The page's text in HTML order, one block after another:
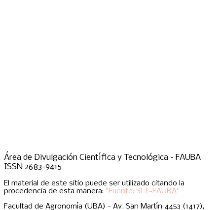
Área de Divulgación Científica y Tecnológica - FAUBA
ISSN 2683-9415
El material de este sitio puede ser utilizado citando la
procedencia de esta manera: "Fuente: SLT-FAUBA"
Facultad de Agronomía (UBA) - Av. San Martín 4453 (1417),